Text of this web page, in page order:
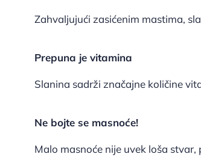
Zahvaljujući zasićenim mastima,
Prepuna je vitamina
Slanina sadrži značajne količine
Ne bojte se masnoće!
Malo masnoće nije uvek loša